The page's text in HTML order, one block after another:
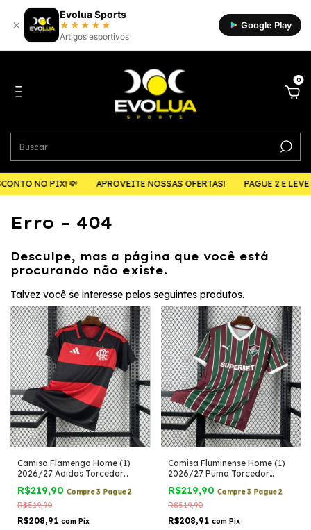
×
Evolua Sports
★★★★★
Artigos esportivos
Google Play
0
NO PIX! 💸 APROVEITE NOSSAS OFERTAS! PAGUE 2 E LEVE
Erro - 404
Desculpe, mas a página que você está
procurando não existe.
Talvez você se interesse pelos seguintes produtos.
Camisa Flamengo Home (1)
2026/27 Adidas Torcedor
R$219,90 Compre 3 Pague 2
R$519,90
R$208,91 com Pix
Camisa Fluminense Home (1)
2026/27 Puma Torcedor
R$219,90 Compre 3 Pague 2
R$519,90
R$208,91 com Pix